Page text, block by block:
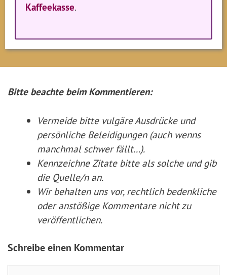
Kaffeekasse.
Bitte beachte beim Kommentieren:
Vermeide bitte vulgäre Ausdrücke und
persönliche Beleidigungen (auch wenns
manchmal schwer fällt...).
Kennzeichne Zitate bitte als solche und gib
die Quelle/n an.
Wir behalten uns vor, rechtlich bedenkliche
oder anstößige Kommentare nicht zu
veröffentlichen.
Schreibe einen Kommentar